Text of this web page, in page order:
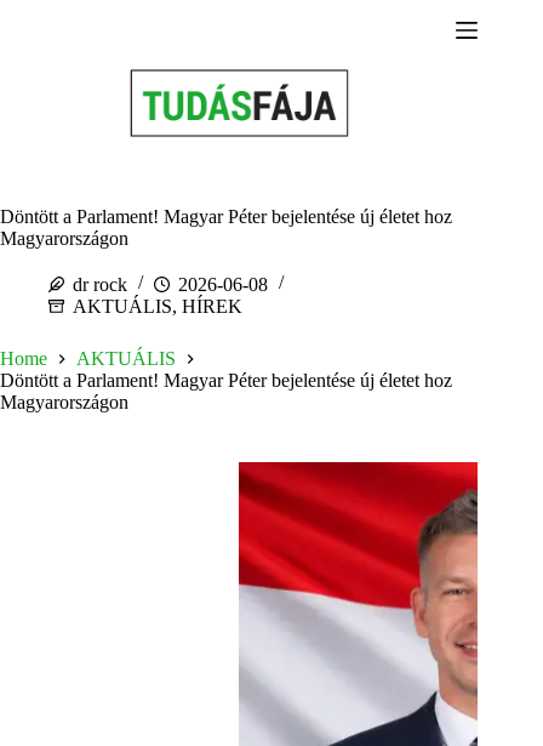
Döntött a Parlament! Magyar Péter bejelentése új életet hoz
Magyarországon
dr rock
2026-06-08
AKTUÁLIS, HÍREK
Home
AKTUÁLIS
Döntött a Parlament! Magyar Péter bejelentése új életet hoz
Magyarországon